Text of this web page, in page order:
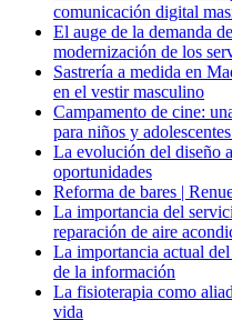
comunicación digital
El auge de la demanda
modernización de los
Sastrería a medida en
en el vestir masculino
Campamento de cine:
para niños y
La evolución del diseño
oportunidades
Reforma de bares |
La importancia del
reparación de aire
La importancia actual
de la información
La fisioterapia como
vida